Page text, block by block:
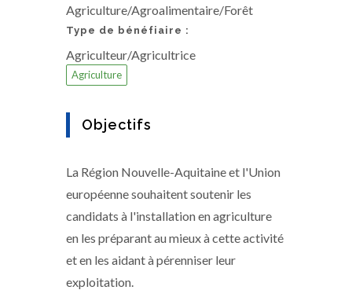
Agriculture/Agroalimentaire/Forêt
Type de bénéfiaire :
Agriculteur/Agricultrice
Agriculture
Objectifs
La Région Nouvelle-Aquitaine et l'Union
européenne souhaitent soutenir les
candidats à l'installation en agriculture
en les préparant au mieux à cette activité
et en les aidant à pérenniser leur
exploitation.